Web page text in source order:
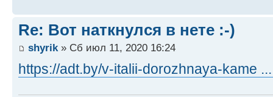
Re: Вот наткнулся в нете :-)
shyrik» Сб июл 11, 2020 16:24
https://adt.by/v-italii-dorozhnaya-kame